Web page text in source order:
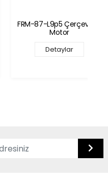
FRM-87-L9p5 Çerçevesiz
Detaylar